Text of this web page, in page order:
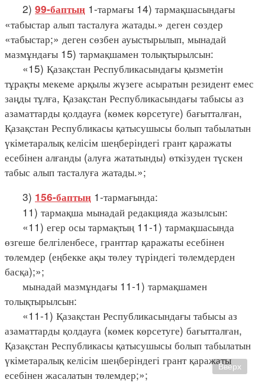
2) 99-баптың 1-тармағы 14) тармақшасындағы
«табыстар алып тасталуға жатады.» деген сөздер
«табыстар;» деген сөзбен ауыстырылып, мынадай
мазмұндағы 15) тармақшамен толықтырылсын:
«15) Қазақстан Республикасындағы қызметін
тұрақты мекеме арқылы жүзеге асыратын резидент емес
заңды тұлға, Қазақстан Республикасындағы табысы аз
азаматтарды қолдауға (көмек көрсетуге) бағытталған,
Қазақстан Республикасы қатысушысы болып табылатын
үкіметаралық келісім шеңберіндегі грант қаражаты
есебінен алғанды (алуға жататынды) өткізуден түскен
табыс алып тасталуға жатады.»;
3) 156-баптың 1-тармағында:
11) тармақша мынадай редакцияда жазылсын:
«11) егер осы тармақтың 11-1) тармақшасында
өзгеше белгіленбесе, гранттар қаражаты есебінен
төлемдер (еңбекке ақы төлеу түріндегі төлемдерден
басқа);»;
мынадай мазмұндағы 11-1) тармақшамен
толықтырылсын:
«11-1) Қазақстан Республикасындағы табысы аз
азаматтарды қолдауға (көмек көрсетуге) бағытталған,
Қазақстан Республикасы қатысушысы болып табылатын
үкіметаралық келісім шеңберіндегі грант қаражаты
есебінен жасалатын төлемдер;»;
Вверх